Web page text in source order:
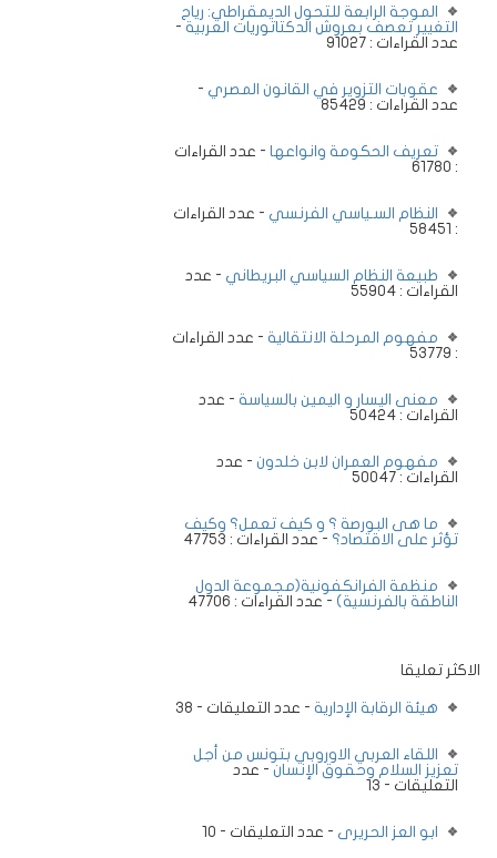
الموجة الرابعة للتحول الديمقراطي: رياح
التغيير تعصف بعروش الدكتاتوريات العربية -
عدد القراءات : 91027
عقوبات التزوير في القانون المصري -
عدد القراءات : 85429
تعريف الحكومة وانواعها - عدد القراءات
: 61780
النظام السـياسي الفرنسي - عدد القراءات
: 58451
طبيعة النظام السياسي البريطاني - عدد
القراءات : 55904
مفهوم المرحلة الانتقالية - عدد القراءات
: 53779
معنى اليسار و اليمين بالسياسة - عدد
القراءات : 50424
مفهوم العمران لابن خلدون - عدد
القراءات : 50047
ما هى البورصة ؟ و كيف تعمل؟ وكيف
تؤثر على الاقتصاد؟ - عدد القراءات : 47753
منظمة الفرانكفونية(مجموعة الدول
الناطقة بالفرنسية) - عدد القراءات : 47706
الاكثر تعليقا
هيئة الرقابة الإدارية - عدد التعليقات - 38
اللقاء العربي الاوروبي بتونس من أجل
تعزيز السلام وحقوق الإنسان - عدد
التعليقات - 13
ابو العز الحريرى - عدد التعليقات - 10